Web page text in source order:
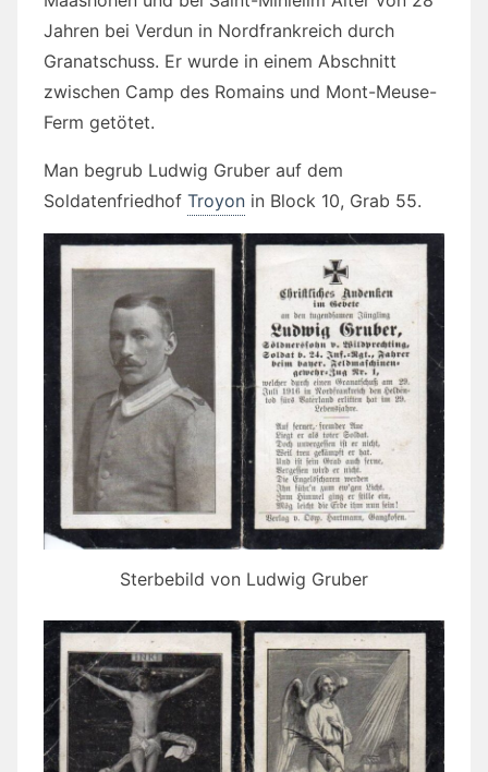
Jahren bei Verdun in Nordfrankreich durch
Granatschuss. Er wurde in einem Abschnitt
zwischen Camp des Romains und Mont-Meuse-
Ferm getötet.
Man begrub Ludwig Gruber auf dem
Soldatenfriedhof Troyon in Block 10, Grab 55.
Sterbebild von Ludwig Gruber